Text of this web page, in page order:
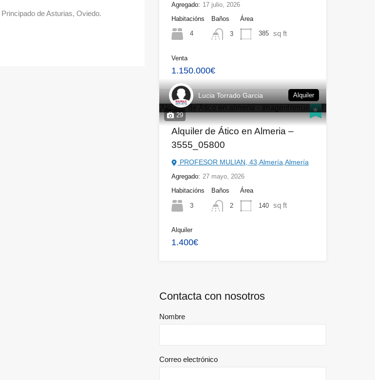
de Asturias, Oviedo.
Agregado: 17 julio, 2026
Habitacións
4
Baños
3
Área
385 sq ft
Venta
1.150.000€
29
Lucia Torrado Garcia Alquiler
Alquiler de Ático en Almeria –
3555_05800
PROFESOR MULIAN, 43,Almería,Almería
Agregado: 27 mayo, 2026
Habitacións
3
Baños
2
Área
140 sq ft
Alquiler
1.400€
Contacta con nosotros
Nombre
Correo electrónico